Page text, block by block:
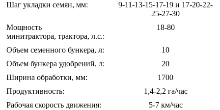
Шаг укладки семян, мм:
9-11-13-15-17-19 и 17-20-22-
25-27-30
Мощность
минитрактора, трактора, л.с.:
18-80
Объем семенного бункера, л:
10
Объем бункера удобрений, л:
20
Ширина обработки, мм:
1700
Продуктивность:
1,4-2,2 га/час
Рабочая скорость движения:
5-7 км/час